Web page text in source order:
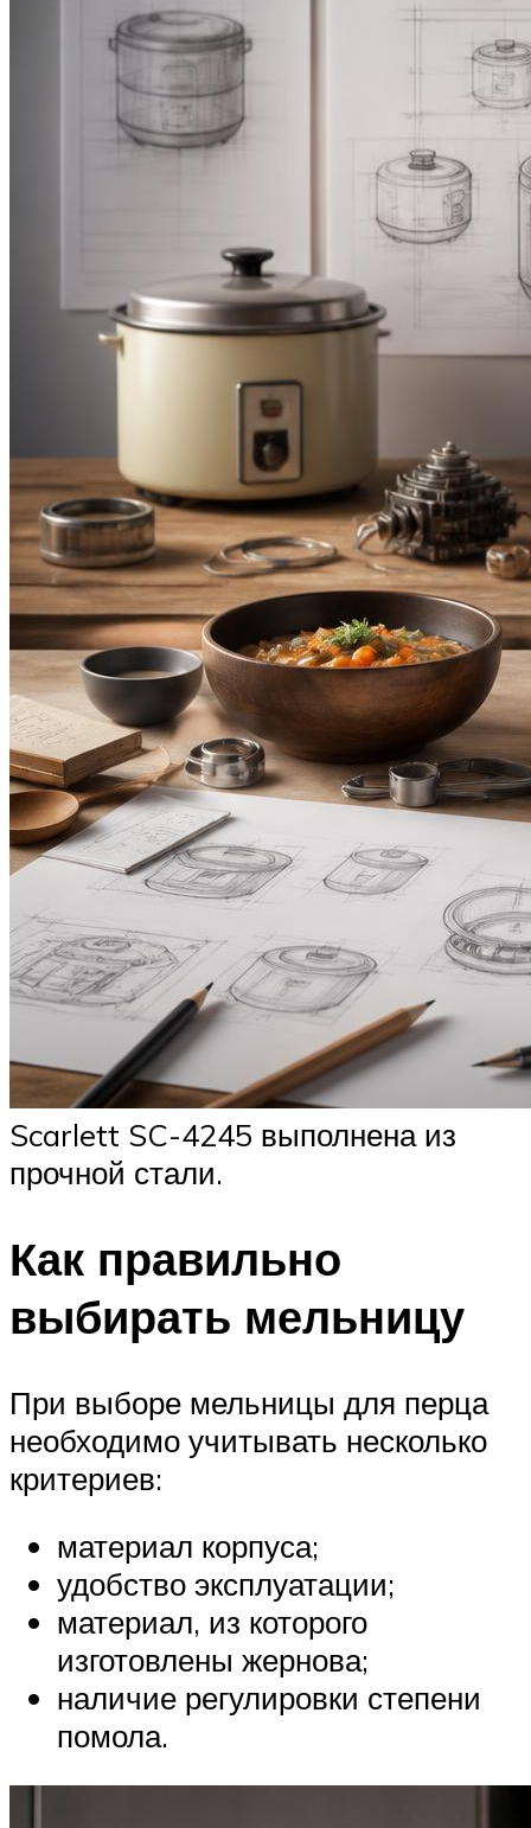
Scarlett SC-4245 выполнена из
прочной стали.
Как правильно
выбирать мельницу
При выборе мельницы для перца
необходимо учитывать несколько
критериев:
материал корпуса;
удобство эксплуатации;
материал, из которого
изготовлены жернова;
наличие регулировки степени
помола.